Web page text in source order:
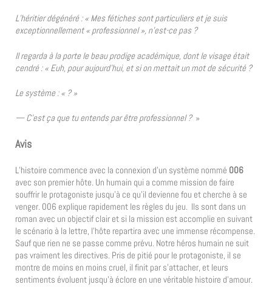
L’héritier dégénéré : « Mes fétiches sont particuliers et je suis
exceptionnellement « professionnel », n’est-ce pas ?
Il regarda à la porte le beau prodige académique, dont le visage était
cendré : « Euh, pour aujourd’hui, et si on mettait un mot de sécurité ?
Le système : « ? »
— C’est ça que tu entends par être professionnel ?»
Avis
L’histoire commence avec la connexion d’un système nommé 006
avec son premier hôte. Un humain qui a comme mission de faire
souffrir le protagoniste jusqu’à ce qu’il devienne fou et cherche à se
venger. 006 explique rapidement les règles du jeu. Ils sont dans un
roman avec un objectif clair et si la mission est accomplie en suivant
le scénario à la lettre, l’hôte repartira avec une immense récompense.
Sauf que rien ne se passe comme prévu. Notre héros humain ne suit
pas vraiment les directives. Pris de pitié pour le protagoniste, il se
montre de moins en moins cruel, il finit par s’attacher, et leurs
sentiments évoluent jusqu’à éclore en une véritable histoire d’amour.